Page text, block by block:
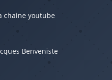
chaine youtube
Benveniste